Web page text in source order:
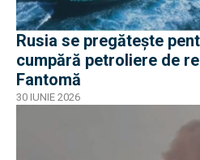
Rusia se pregătește
cumpără petroliere de
Fantomă
30 IUNIE 2026